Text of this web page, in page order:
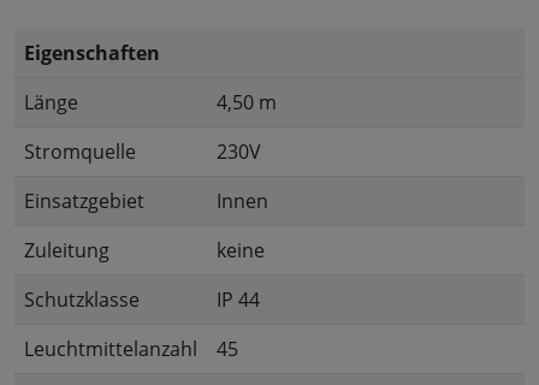
Eigenschaften
Länge
4,50 m
Stromquelle
230V
Einsatzgebiet
Innen
Zuleitung
keine
Schutzklasse
IP 44
Leuchtmittelanzahl
45